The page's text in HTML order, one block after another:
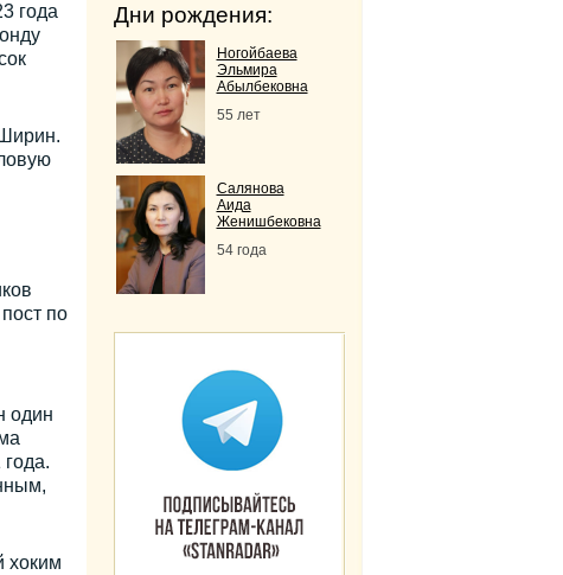
года
по
один
хоким
Дни рождения:
Ногойбаева
Эльмира
Абылбековна
55 лет
Салянова
Аида
Женишбековна
54 года